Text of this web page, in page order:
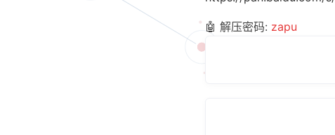
🤖 解压密码: zapu